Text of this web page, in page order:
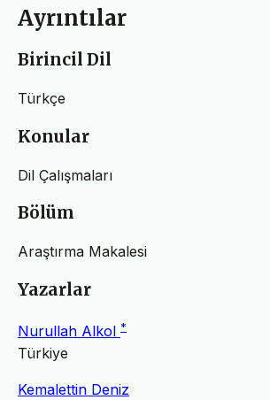
Ayrıntılar
Birincil Dil
Türkçe
Konular
Dil Çalışmaları
Bölüm
Araştırma Makalesi
Yazarlar
Nurullah Alkol *
Türkiye
Kemalettin Deniz